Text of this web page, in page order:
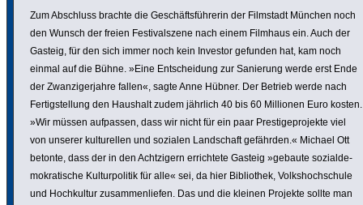
Zum Abschluss brachte die Geschäfts­füh­rerin der Filmstadt München noch
den Wunsch der freien Festi­valszene nach einem Filmhaus ein. Auch der
Gasteig, für den sich immer noch kein Investor gefunden hat, kam noch
einmal auf die Bühne. »Eine Entschei­dung zur Sanierung werde erst Ende
der Zwan­zi­ger­jahre fallen«, sagte Anne Hübner. Der Betrieb werde nach
Fertig­stel­lung den Haushalt zudem jährlich 40 bis 60 Millionen Euro kosten.
»Wir müssen aufpassen, dass wir nicht für ein paar Pres­ti­ge­pro­jekte viel
von unserer kultu­rellen und sozialen Land­schaft gefährden.« Michael Ott
betonte, dass der in den Acht­zi­gern errich­tete Gasteig »gebaute sozi­al­de­
mo­kra­ti­sche Kultur­po­litik für alle« sei, da hier Biblio­thek, Volks­hoch­schule
und Hoch­kultur zusam­men­liefen. Das und die kleinen Projekte sollte man